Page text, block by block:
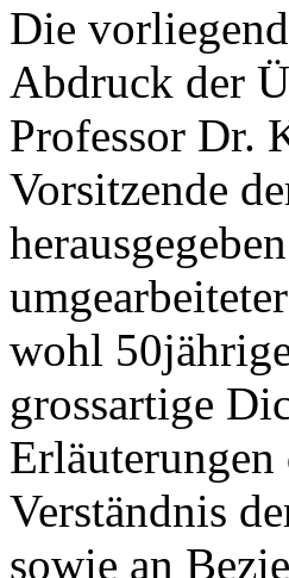
Die
Abdruck der
Professor Dr.
Vorsitzende
wohl
grossartige
Erläuterungen
Verständnis
sowie an